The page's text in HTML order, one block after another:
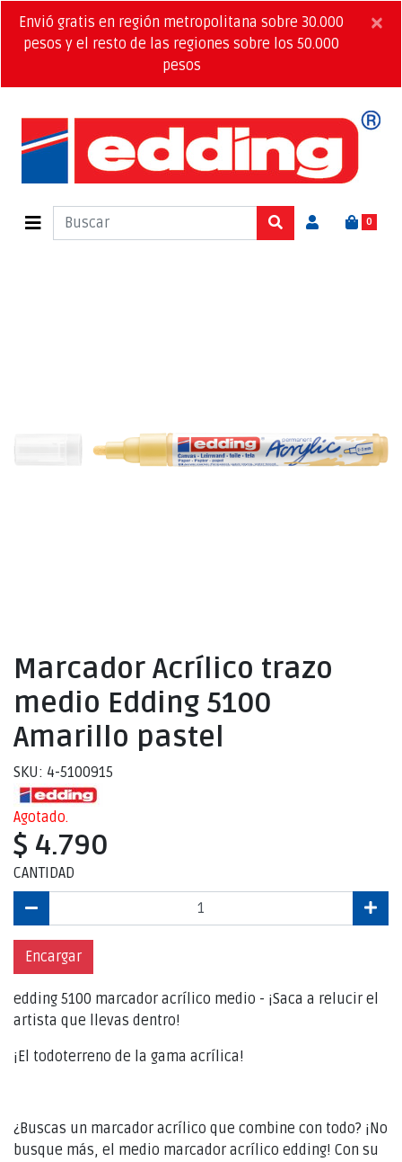
Envió gratis en región metropolitana sobre 30.000
pesos y el resto de las regiones sobre los 50.000
pesos
×
0
Marcador Acrílico trazo
medio Edding 5100
Amarillo pastel
SKU: 4-5100915
Agotado.
$ 4.790
CANTIDAD
Encargar
edding 5100 marcador acrílico medio - ¡Saca a relucir el
artista que llevas dentro!
¡El todoterreno de la gama acrílica!
¿Buscas un marcador acrílico que combine con todo? ¡No
busque más, el medio marcador acrílico edding! Con su